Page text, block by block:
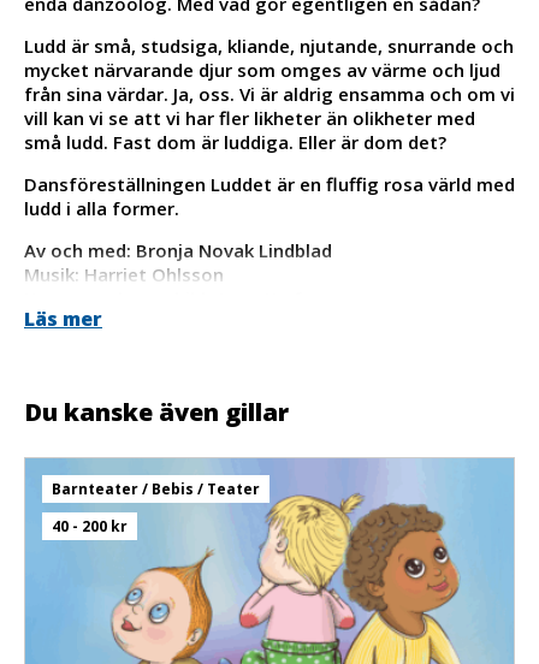
Ludd är små, studsiga, kliande, njutande, snurrande och
mycket närvarande djur som omges av värme och ljud
från sina värdar. Ja, oss. Vi är aldrig ensamma och om vi
vill kan vi se att vi har fler likheter än olikheter med
små ludd. Fast dom är luddiga. Eller är dom det?
Dansföreställningen Luddet är en fluffig rosa värld med
ludd i alla former.
Av och med: Bronja Novak Lindblad
Musik: Harriet Ohlsson
Läs mer
Du kanske även gillar
Barnteater / Bebis / Teater
40 - 200 kr